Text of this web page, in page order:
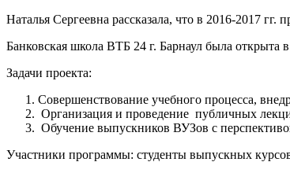
Наталья Сергеевна рассказала, что в 2016-2017
Банковская школа ВТБ 24 г. Барнаул была открыта
Задачи проекта:
Совершенствование учебного процесса,
Организация и проведение публичных
Обучение выпускников ВУЗов с
Участники программы: студенты выпускных